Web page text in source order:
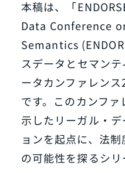
本稿は、「
Data Conference
Semantics
スデータとセマン
ータカンファレン
です。このカンフ
示したリーガル・
ョンを起点に、法
の可能性を探るシ